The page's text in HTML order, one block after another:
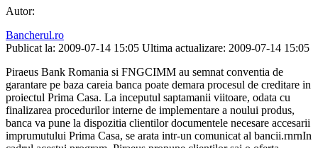
Autor:
Bancherul.ro
Publicat la: 2009-07-14 15:05 Ultima actualizare: 2009-07-14 15:05
Piraeus Bank Romania si FNGCIMM au semnat conventia de
garantare pe baza careia banca poate demara procesul de creditare in
proiectul Prima Casa. La inceputul saptamanii viitoare, odata cu
finalizarea procedurilor interne de implementare a noului produs,
banca va pune la dispozitia clientilor documentele necesare accesarii
imprumutului Prima Casa, se arata intr-un comunicat al bancii.rnrnIn